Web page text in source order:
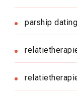
parship dating